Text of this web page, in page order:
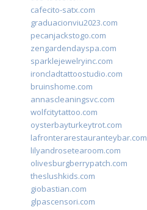
cafecito-satx.com
graduacionviu2023.com
pecanjackstogo.com
zengardendayspa.com
sparklejewelryinc.com
ironcladtattoostudio.com
bruinshome.com
annascleaningsvc.com
wolfcitytattoo.com
oysterbayturkeytrot.com
lafronterarestauranteybar.com
lilyandrosetearoom.com
olivesburgberrypatch.com
theslushkids.com
giobastian.com
glpascensori.com